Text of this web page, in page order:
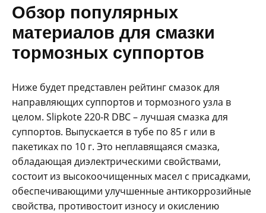
Обзор популярных
материалов для смазки
тормозных суппортов
Ниже будет представлен рейтинг смазок для
направляющих суппортов и тормозного узла в
целом. Slipkote 220-R DBC – лучшая смазка для
суппортов. Выпускается в тубе по 85 г или в
пакетиках по 10 г. Это неплавящаяся смазка,
обладающая диэлектрическими свойствами,
состоит из высокоочищенных масел с присадками,
обеспечивающими улучшенные антикоррозийные
свойства, противостоит износу и окислению